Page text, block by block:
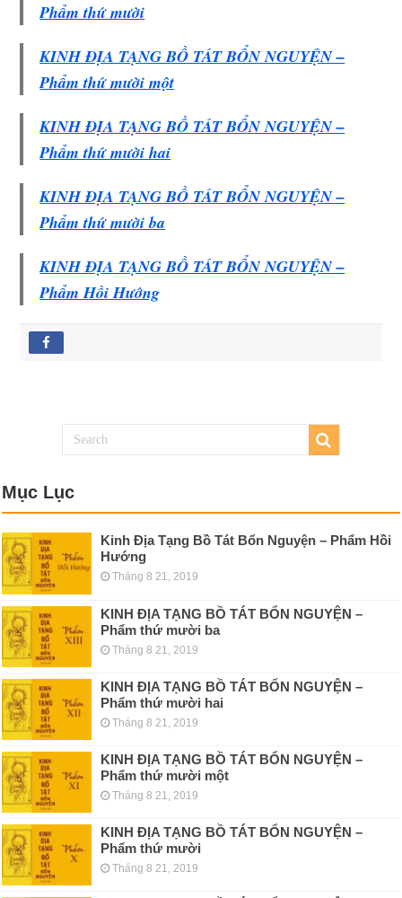
Phẩm thứ mười
KINH ÐỊA TẠNG BỒ TÁT BỔN NGUYỆN –
Phẩm thứ mười một
KINH ÐỊA TẠNG BỒ TÁT BỔN NGUYỆN –
Phẩm thứ mười hai
KINH ÐỊA TẠNG BỒ TÁT BỔN NGUYỆN –
Phẩm thứ mười ba
KINH ÐỊA TẠNG BỒ TÁT BỔN NGUYỆN –
Phẩm Hồi Hướng
Mục Lục
Kinh Địa Tạng Bồ Tát Bổn Nguyện – Phẩm Hồi
Hướng
Tháng 8 21, 2019
KINH ÐỊA TẠNG BỒ TÁT BỔN NGUYỆN –
Phẩm thứ mười ba
Tháng 8 21, 2019
KINH ÐỊA TẠNG BỒ TÁT BỔN NGUYỆN –
Phẩm thứ mười hai
Tháng 8 21, 2019
KINH ÐỊA TẠNG BỒ TÁT BỔN NGUYỆN –
Phẩm thứ mười một
Tháng 8 21, 2019
KINH ÐỊA TẠNG BỒ TÁT BỔN NGUYỆN –
Phẩm thứ mười
Tháng 8 21, 2019